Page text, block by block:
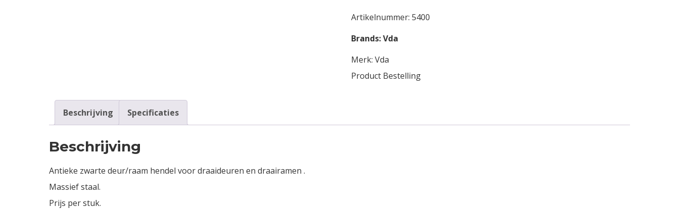
Artikelnummer: 5400
Brands:Vda
Merk: Vda
Product Bestelling
Beschrijving Specificaties
Beschrijving
Antieke zwarte deur/raam hendel voor draaideuren en draairamen .
Massief staal.
Prijs per stuk.